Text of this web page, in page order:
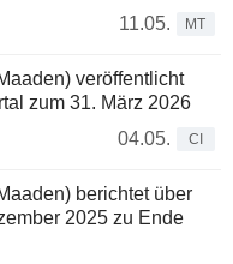
11.05.
MT
veröffentlicht
zum 31. März 2026
04.05.
CI
berichtet über
2025 zu Ende